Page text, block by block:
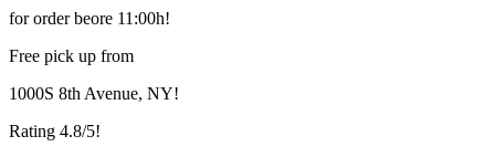
for order beore 11:00h!
Free pick up from
1000S 8th Avenue, NY!
Rating 4.8/5!